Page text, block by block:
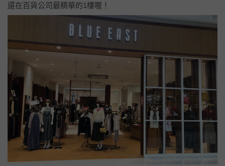
還在百貨公司最精華的1樓喔！